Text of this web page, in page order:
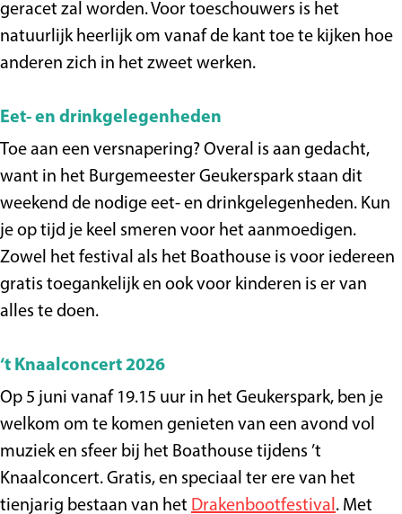
geracet zal worden. Voor toeschouwers is het
natuurlijk heerlijk om vanaf de kant toe te kijken hoe
anderen zich in het zweet werken.
Eet- en drinkgelegenheden
Toe aan een versnapering? Overal is aan gedacht,
want in het Burgemeester Geukerspark staan dit
weekend de nodige eet- en drinkgelegenheden. Kun
je op tijd je keel smeren voor het aanmoedigen.
Zowel het festival als het Boathouse is voor iedereen
gratis toegankelijk en ook voor kinderen is er van
alles te doen.
‘t Knaalconcert 2026
Op 5 juni vanaf 19.15 uur in het Geukerspark, ben je
welkom om te komen genieten van een avond vol
muziek en sfeer bij het Boathouse tijdens ’t
Knaalconcert. Gratis, en speciaal ter ere van het
tienjarig bestaan van het Drakenbootfestival. Met